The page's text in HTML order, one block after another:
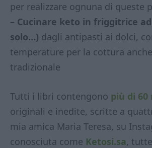
per realizzare ognuna di queste
– Cucinare keto in friggitrice
solo…) dagli antipasti ai dolci,
temperature per la cottura
tradizionale
Tutti i libri contengono più di
originali e inedite, scritte a
mia amica Maria Teresa, su
conosciuta come Ketosi.sa,